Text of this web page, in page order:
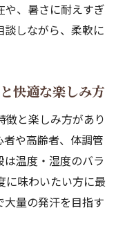
や、暑さに耐えすぎ
談しながら、柔軟に
快適な楽しみ方
徴と楽しみ方があり
者や高齢者、体調管
温度・湿度のバラ
に味わいたい方に最
量の発汗を目指す